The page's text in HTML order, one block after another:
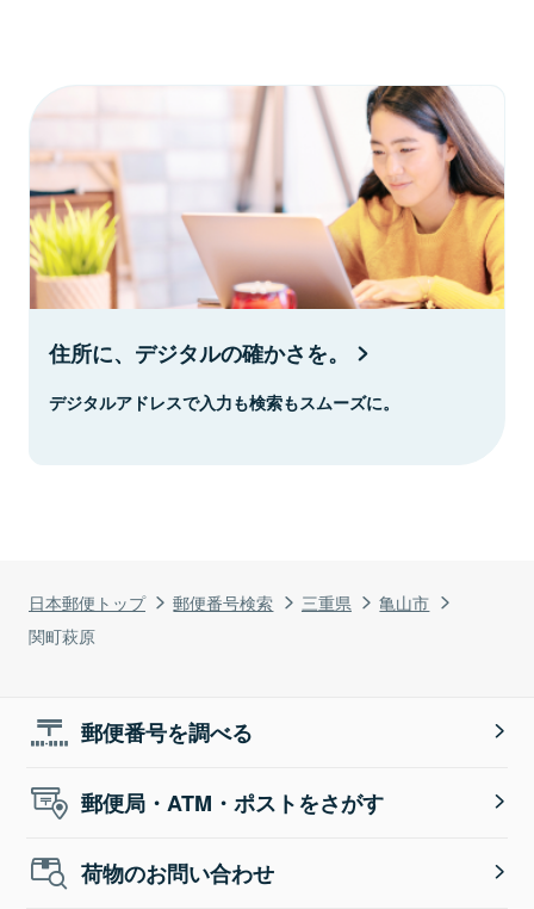
日本郵便トップ 郵便番号検索 三重県
亀山市
関町萩原
住所に、デジタルの確かさを。
デジタルアドレスで入力も検索もスムーズに。
郵便番号を調べる
郵便局・ATM・ポストをさがす
荷物のお問い合わせ